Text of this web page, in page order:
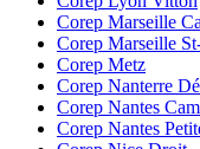
Corep Marseille
Corep Marseille
Corep Metz
Corep Nanterre
Corep Nantes
Corep Nantes